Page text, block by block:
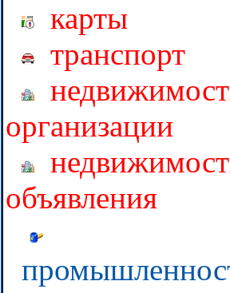
карты
транспорт
организации
объявления